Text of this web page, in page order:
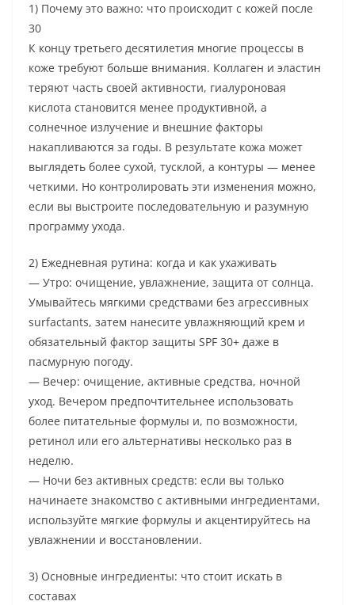
1) Почему это важно: что происходит с кожей после
30
К концу третьего десятилетия многие процессы в
коже требуют больше внимания. Коллаген и эластин
теряют часть своей активности, гиалуроновая
кислота становится менее продуктивной, а
солнечное излучение и внешние факторы
накапливаются за годы. В результате кожа может
выглядеть более сухой, тусклой, а контуры — менее
четкими. Но контролировать эти изменения можно,
если вы выстроите последовательную и разумную
программу ухода.
2) Ежедневная рутина: когда и как ухаживать
— Утро: очищение, увлажнение, защита от солнца.
Умывайтесь мягкими средствами без агрессивных
surfactants, затем нанесите увлажняющий крем и
обязательный фактор защиты SPF 30+ даже в
пасмурную погоду.
— Вечер: очищение, активные средства, ночной
уход. Вечером предпочтительнее использовать
более питательные формулы и, по возможности,
ретинол или его альтернативы несколько раз в
неделю.
— Ночи без активных средств: если вы только
начинаете знакомство с активными ингредиентами,
используйте мягкие формулы и акцентируйтесь на
увлажнении и восстановлении.
3) Основные ингредиенты: что стоит искать в
составах